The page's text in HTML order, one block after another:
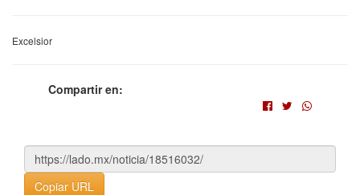
Excelsior
Compartir en:
Copiar URL